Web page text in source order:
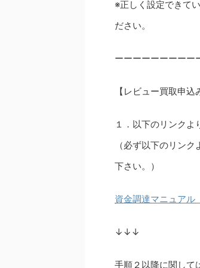
※正しく設定できて
ださい。
ーーーーーーーーー
【レビュー買取申込
１．以下のリンクよ
（必ず以下のリン
下さい。）
資金調達マニュア
↓↓↓
手順２以降に関して